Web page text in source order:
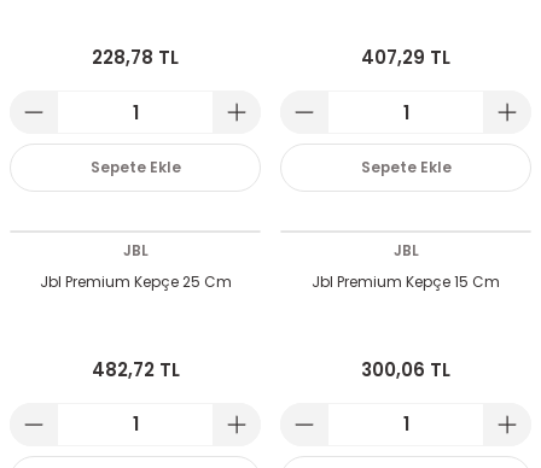
228,78 TL
Sepete Ekle
407,29 TL
Sepete Ekle
JBL
Jbl Premium Kepçe 25 Cm
482,72 TL
JBL
Jbl Premium Kepçe 15 Cm
300,06 TL